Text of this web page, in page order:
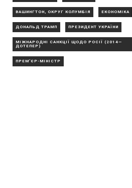
ВАШИНГТОН, ОКРУГ КОЛУМБІЯ ЕКОНОМІКА
ДОНАЛЬД ТРАМП ПРЕЗИДЕНТ УКРАЇНИ
МІЖНАРОДНІ САНКЦІЇ ЩОДО РОСІЇ (2014—
ДОТЕПЕР)
ПРЕМ'ЄР-МІНІСТР